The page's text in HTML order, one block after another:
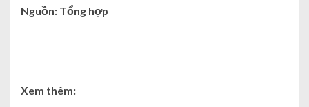
Nguồn: Tổng hợp
Xem thêm: